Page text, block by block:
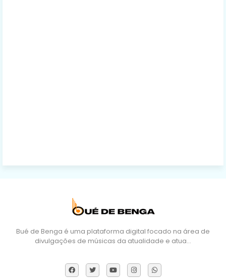
Bué de Benga é uma plataforma digital focado na área de
divulgações de músicas da atualidade e atua…